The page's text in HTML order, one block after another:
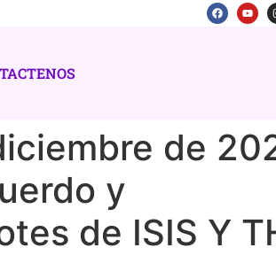
de
y
de ISIS Y